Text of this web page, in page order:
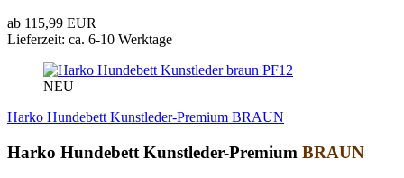
ab 115,99 EUR
Lieferzeit: ca. 6-10 Werktage
PF12
NEU
Harko Hundebett Kunstleder-Premium BRAUN
Harko Hundebett Kunstleder-Premium BRAUN